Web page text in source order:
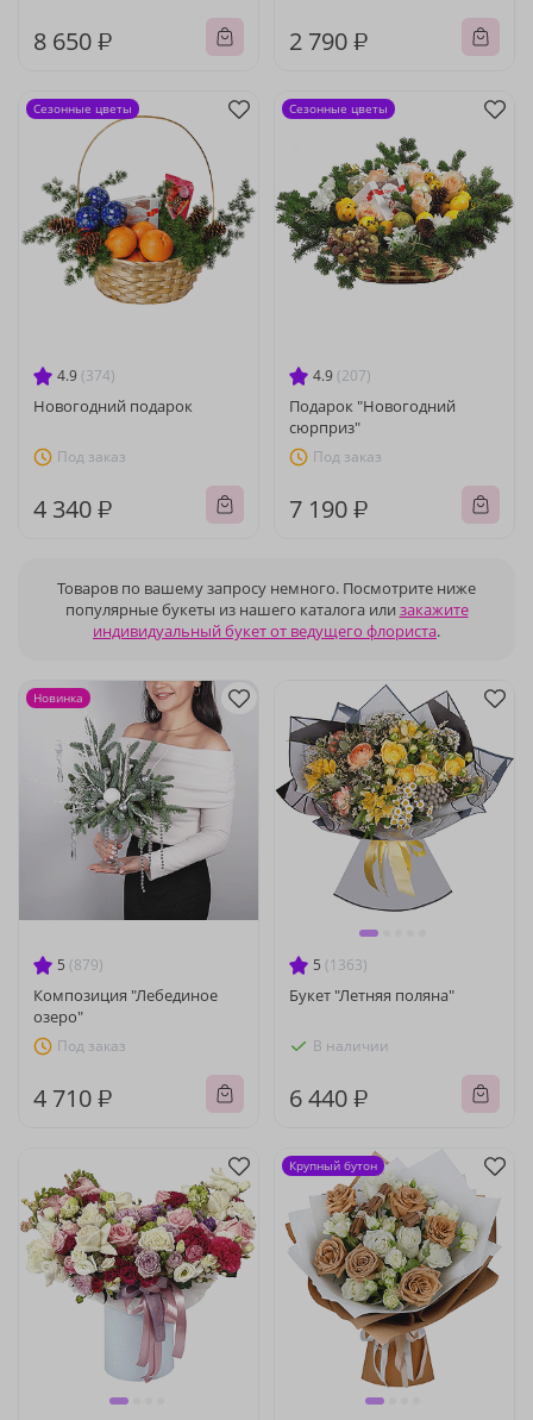
8 650 ₽ 2 790 ₽
4.9 (374)
Новогодний подарок
Под заказ
4 340 ₽
Сезонные цветы
4.9 (207)
Подарок "Новогодний
сюрприз"
Под заказ
7 190 ₽
Сезонные цветы
Товаров по вашему запросу немного. Посмотрите ниже
популярные букеты из нашего каталога или закажите
индивидуальный букет от ведущего флориста.
5 (879)
Композиция "Лебединое
озеро"
Под заказ
4 710 ₽
Новинка
5 (1363)
Букет "Летняя поляна"
В наличии
6 440 ₽
Крупный бутон